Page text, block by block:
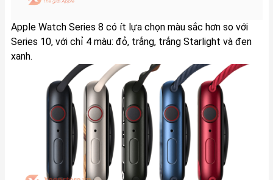
Apple Watch Series 8 có ít lựa chọn màu sắc hơn so với
Series 10, với chỉ 4 màu: đỏ, trắng, trắng Starlight và đen
xanh.